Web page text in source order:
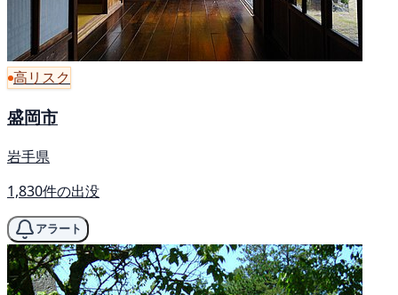
高リスク
盛岡市
岩手県
1,830件の出没
アラート